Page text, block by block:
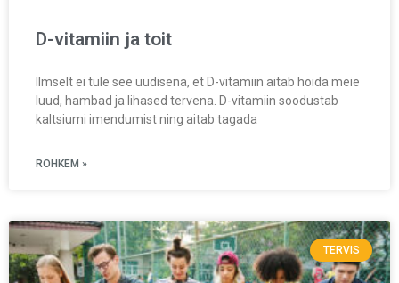
D-vitamiin ja toit
Ilmselt ei tule see uudisena, et D-vitamiin aitab hoida meie
luud, hambad ja lihased tervena. D-vitamiin soodustab
kaltsiumi imendumist ning aitab tagada
ROHKEM »
TERVIS